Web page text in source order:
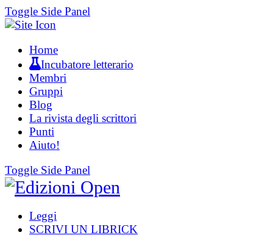
Toggle Side Panel
Home
Incubatore letterario
Membri
Gruppi
Blog
La rivista degli scrittori
Punti
Aiuto!
Toggle Side Panel
Leggi
SCRIVI UN LIBRICK